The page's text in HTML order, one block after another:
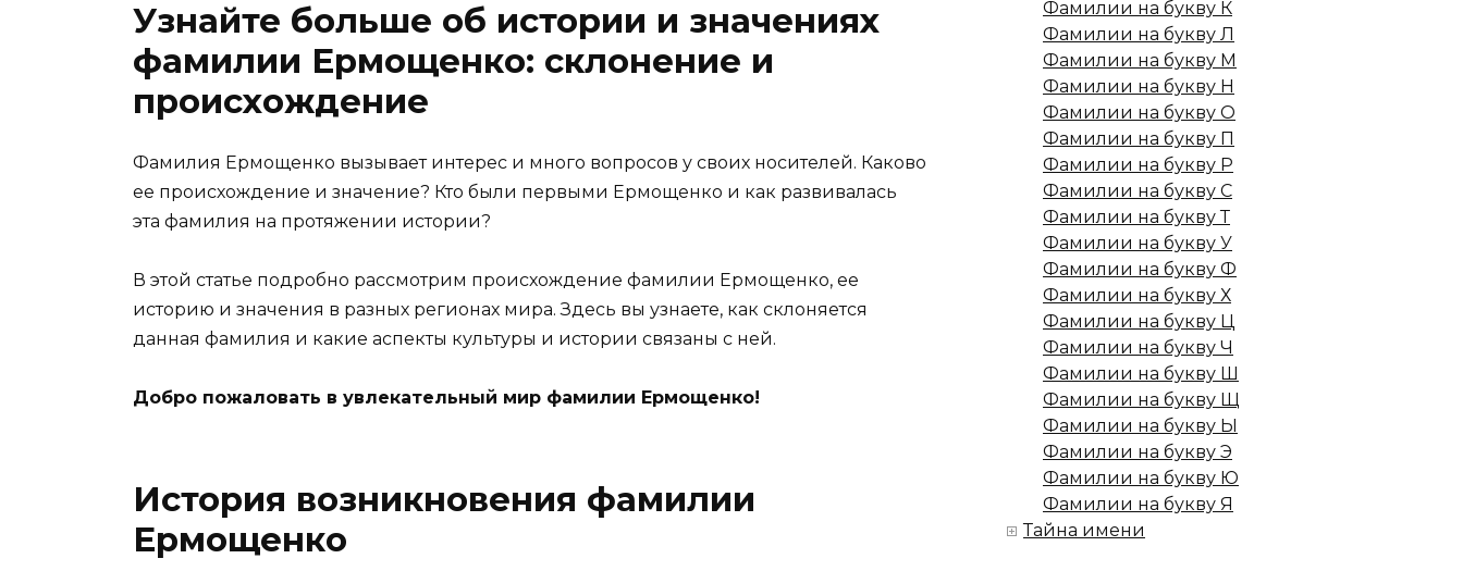
Узнайте больше об истории и значениях
фамилии Ермощенко: склонение и
происхождение
Фамилия Ермощенко вызывает интерес и много вопросов у своих носителей. Каково
ее происхождение и значение? Кто были первыми Ермощенко и как развивалась
эта фамилия на протяжении истории?
В этой статье подробно рассмотрим происхождение фамилии Ермощенко, ее
историю и значения в разных регионах мира. Здесь вы узнаете, как склоняется
данная фамилия и какие аспекты культуры и истории связаны с ней.
Добро пожаловать в увлекательный мир фамилии Ермощенко!
История возникновения фамилии
Ермощенко
Фамилии на букву К
Фамилии на букву Л
Фамилии на букву М
Фамилии на букву Н
Фамилии на букву О
Фамилии на букву П
Фамилии на букву Р
Фамилии на букву С
Фамилии на букву Т
Фамилии на букву У
Фамилии на букву Ф
Фамилии на букву Х
Фамилии на букву Ц
Фамилии на букву Ч
Фамилии на букву Ш
Фамилии на букву Щ
Фамилии на букву Ы
Фамилии на букву Э
Фамилии на букву Ю
Фамилии на букву Я
Тайна имени